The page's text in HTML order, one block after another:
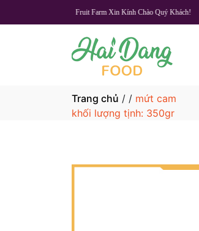
Lamaison Fruit Farm Xin Kính Chào Quý Khách!
Trang chủ / / mứt cam
khối lượng tịnh: 350gr